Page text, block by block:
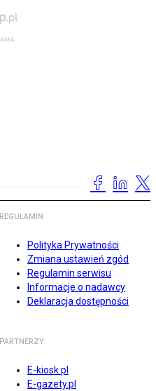
REGULAMIN
Polityka Prywatności
Zmiana ustawień zgód
Regulamin serwisu
Informacje o nadawcy
Deklaracja dostępności
PARTNERZY
E-kiosk.pl
E-gazety.pl